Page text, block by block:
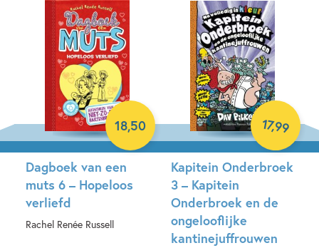
Dagboek van een
muts 6 – Hopeloos
verliefd
Rachel Renée Russell
18,50
Kapitein Onderbroek
3 – Kapitein
Onderbroek en de
ongelooflijke
kantinejuffrouwen
17,99